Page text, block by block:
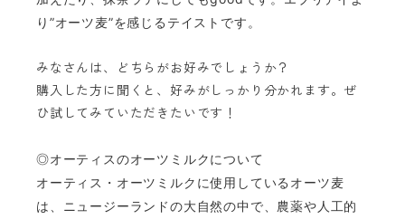
り”オーツ麦”を感じるテイストです。
みなさんは、どちらがお好みでしょうか？
購入した方に聞くと、好みがしっかり分かれます。ぜ
ひ試してみていただきたいです！
◎オーティスのオーツミルクについて
オーティス・オーツミルクに使用しているオーツ麦
は、ニュージーランドの大自然の中で、農薬や人工的